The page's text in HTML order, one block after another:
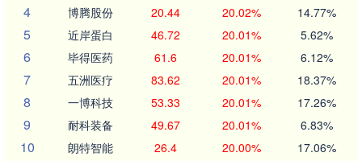
4 博腾股份 20.44 20.02% 14.77%
5 近岸蛋白 46.72 20.01% 5.62%
6 毕得医药 61.6 20.01% 6.12%
7 五洲医疗 83.62 20.01% 18.37%
8 一博科技 53.33 20.01% 17.26%
9 耐科装备 49.67 20.01% 6.83%
10 朗特智能 26.4 20.00% 17.06%